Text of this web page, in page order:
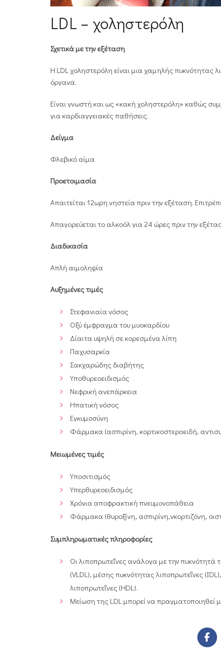
LDL – χοληστερόλη
Σχετικά με την εξέταση
Η LDL χοληστερόλη είναι μια χαμηλής
όργανα.
Είναι γνωστή και ως «κακή χοληστερόλη» καθώς
για καρδιαγγειακές παθήσεις.
Δείγμα
Φλεβικό αίμα
Προετοιμασία
Απαιτείται 12ωρη νηστεία πριν την εξέταση.
Απαγορεύεται το αλκοόλ για 24 ώρες πριν την
Διαδικασία
Απλή αιμοληψία
Αυξημένες τιμές
Στεφανιαία νόσος
Οξύ έμφραγμα του μυοκαρδίου
Δίαιτα υψηλή σε κορεσμένα λίπη
Παχυσαρκία
Σακχαρώδης διαβήτης
Υποθυρεοειδισμός
Νεφρική ανεπάρκεια
Ηπατική νόσος
Εγκυμοσύνη
Φάρμακα (ασπιρίνη, κορτικοστεροειδή,
Μειωμένες τιμές
Υποσιτισμός
Υπερθυρεοειδισμός
Χρόνια αποφρακτική πνευμονοπάθεια
Φάρμακα (θυροξίνη, ασπιρίνη,νκορτιζόνη,
Συμπληρωματικές πληροφορίες
Οι λιποπρωτεΐνες ανάλογα με την πυκνότητά
(VLDL), μέσης πυκνότητας λιποπρωτεΐνες
λιποπρωτεΐνες (HDL).
Μείωση της LDL μπορεί να πραγματοποιηθεί